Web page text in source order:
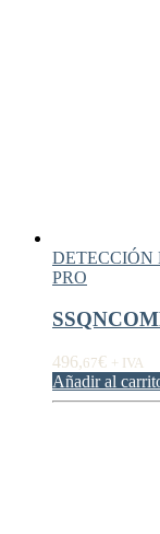
DETECCIÓN
PRO
496,67€ + IVA
Añadir al